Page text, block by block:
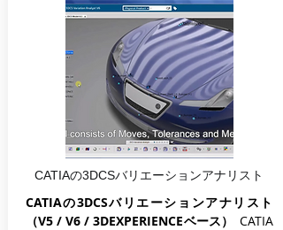
CATIAの3DCSバリエーションアナリスト
CATIAの3DCSバリエーションアナリスト
（V5 / V6 / 3DEXPERIENCEベース）
CATIA